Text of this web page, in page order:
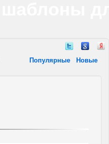
Популярные Новые